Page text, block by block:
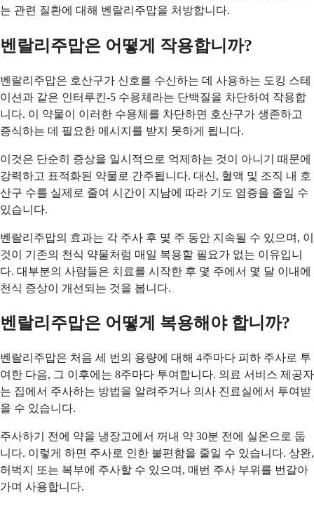
는 관련 질환에 대해 벤랄리주맙을 처방합니다.
벤랄리주맙은 어떻게 작용합니까?
벤랄리주맙은 호산구가 신호를 수신하는 데 사용하는 도킹 스테
이션과 같은 인터루킨-5 수용체라는 단백질을 차단하여 작용합
니다. 이 약물이 이러한 수용체를 차단하면 호산구가 생존하고
증식하는 데 필요한 메시지를 받지 못하게 됩니다.
이것은 단순히 증상을 일시적으로 억제하는 것이 아니기 때문에
강력하고 표적화된 약물로 간주됩니다. 대신, 혈액 및 조직 내 호
산구 수를 실제로 줄여 시간이 지남에 따라 기도 염증을 줄일 수
있습니다.
벤랄리주맙의 효과는 각 주사 후 몇 주 동안 지속될 수 있으며, 이
것이 기존의 천식 약물처럼 매일 복용할 필요가 없는 이유입니
다. 대부분의 사람들은 치료를 시작한 후 몇 주에서 몇 달 이내에
천식 증상이 개선되는 것을 봅니다.
벤랄리주맙은 어떻게 복용해야 합니까?
벤랄리주맙은 처음 세 번의 용량에 대해 4주마다 피하 주사로 투
여한 다음, 그 이후에는 8주마다 투여합니다. 의료 서비스 제공자
는 집에서 주사하는 방법을 알려주거나 의사 진료실에서 투여받
을 수 있습니다.
주사하기 전에 약을 냉장고에서 꺼내 약 30분 전에 실온으로 둡
니다. 이렇게 하면 주사로 인한 불편함을 줄일 수 있습니다. 상완,
허벅지 또는 복부에 주사할 수 있으며, 매번 주사 부위를 번갈아
가며 사용합니다.